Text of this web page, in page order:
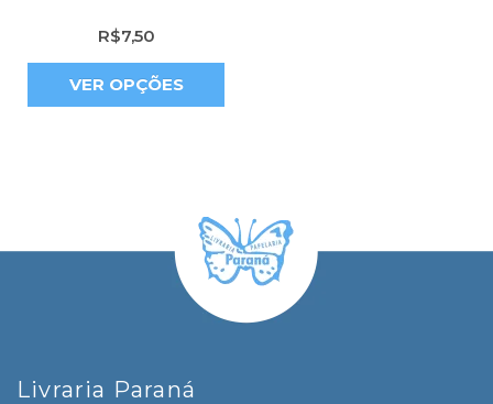
R$7,50
VER OPÇÕES
Livraria Paraná